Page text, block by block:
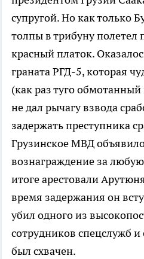
супругой. Но как только
толпы в трибуну полетел
красный платок.
граната РГД-5, которая
(как раз туго
не дал рычагу взвода
задержать преступника
Грузинское МВД
вознаграждение за
итоге арестовали
время задержания он
убил одного из
сотрудников спецслужб и
был схвачен.